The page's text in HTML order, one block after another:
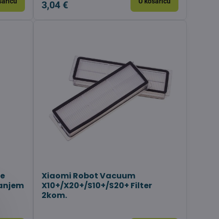
3,04 €
Xiaomi Robot Vacuum
X10+/X20+/S10+/S20+ Filter
2kom.